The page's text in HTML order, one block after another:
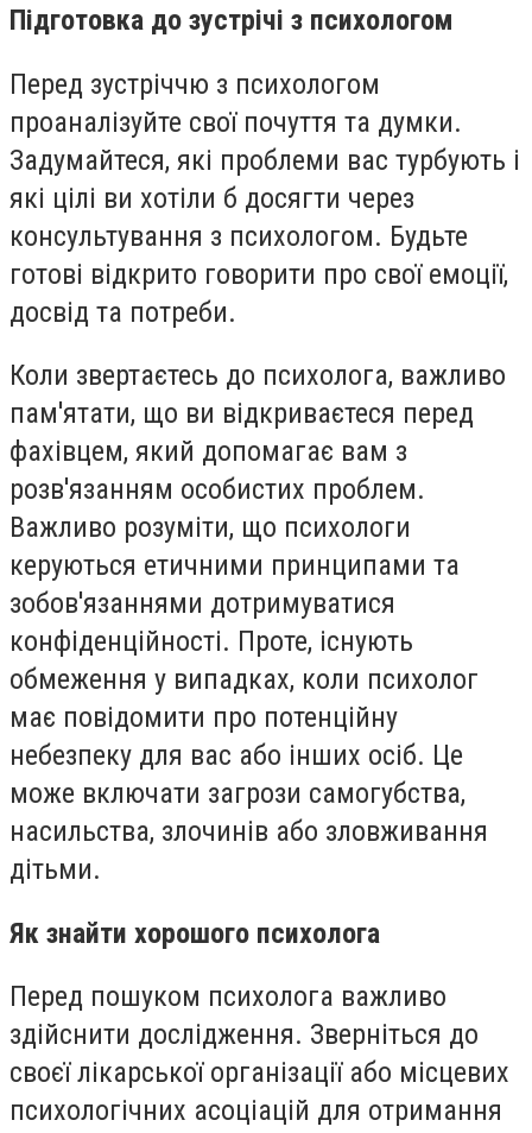
Підготовка до зустрічі з психологом
Перед зустріччю з психологом
проаналізуйте свої почуття та думки.
Задумайтеся, які проблеми вас турбують і
які цілі ви хотіли б досягти через
консультування з психологом. Будьте
готові відкрито говорити про свої емоції,
досвід та потреби.
Коли звертаєтесь до психолога, важливо
пам'ятати, що ви відкриваєтеся перед
фахівцем, який допомагає вам з
розв'язанням особистих проблем.
Важливо розуміти, що психологи
керуються етичними принципами та
зобов'язаннями дотримуватися
конфіденційності. Проте, існують
обмеження у випадках, коли психолог
має повідомити про потенційну
небезпеку для вас або інших осіб. Це
може включати загрози самогубства,
насильства, злочинів або зловживання
дітьми.
Як знайти хорошого психолога
Перед пошуком психолога важливо
здійснити дослідження. Зверніться до
своєї лікарської організації або місцевих
психологічних асоціацій для отримання